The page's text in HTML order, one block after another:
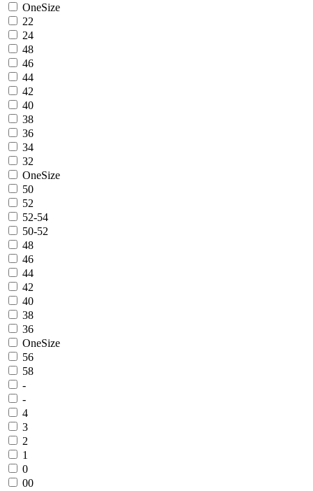
OneSize
22
24
48
46
44
42
40
38
36
34
32
OneSize
50
52
52-54
50-52
48
46
44
42
40
38
36
OneSize
56
58
-
-
4
3
2
1
0
00